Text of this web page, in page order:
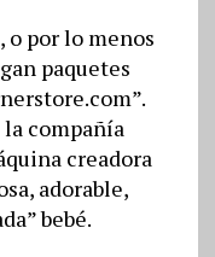
o por lo menos
paquetes
compañía
creadora
adorable,
bebé.